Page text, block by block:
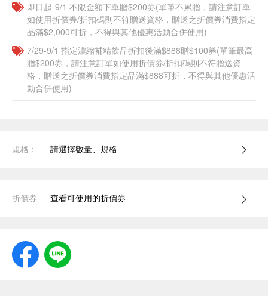
即日起-9/1 不限金額下單贈$200券(單筆不累贈，請注意訂單
如使用折價券/折扣碼則不符贈送資格，贈送之折價券消費指定
品滿$2,000可折，不得與其他優惠活動合併使用)
7/29-9/1 指定濃縮補精飲品​折扣後滿$888贈$100券(單筆最高
贈$200券，請注意訂單如使用折價券/折扣碼則不符贈送資
格，贈送之折價券消費指定品滿$888可折，不得與其他優惠活
動合併使用)
規格： 請選擇數量、規格
折價券 查看可使用的折價券